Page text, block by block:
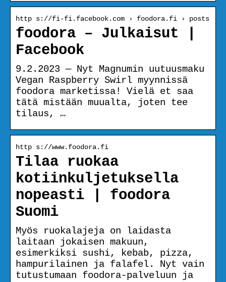
http s://fi-fi.facebook.com › foodora.fi › posts
foodora – Julkaisut |
Facebook
9.2.2023 — Nyt Magnumin uutuusmaku
Vegan Raspberry Swirl myynnissä
foodora marketissa! Vielä et saa
tätä mistään muualta, joten tee
tilaus, …
http s://www.foodora.fi
Tilaa ruokaa
kotiinkuljetuksella
nopeasti | foodora
Suomi
Myös ruokalajeja on laidasta
laitaan jokaisen makuun,
esimerkiksi sushi, kebab, pizza,
hampurilainen ja falafel. Nyt vain
tutustumaan foodora-palveluun ja